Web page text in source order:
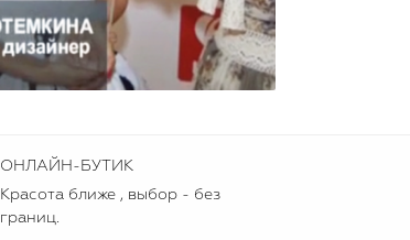
ОНЛАЙН-БУТИК
Красота ближе , выбор - без
границ.